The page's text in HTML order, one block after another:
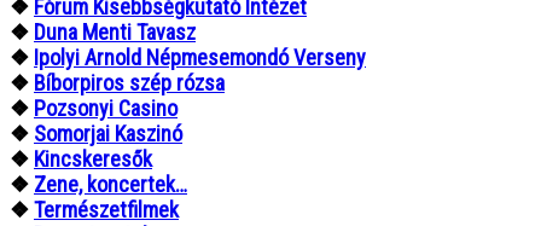
❖ Fórum Kisebbségkutató Intézet
❖ Duna Menti Tavasz
❖ Ipolyi Arnold Népmesemondó Verseny
❖ Bíborpiros szép rózsa
❖ Pozsonyi Casino
❖ Somorjai Kaszinó
❖ Kincskeresők
❖ Zene, koncertek…
❖Természetfilmek